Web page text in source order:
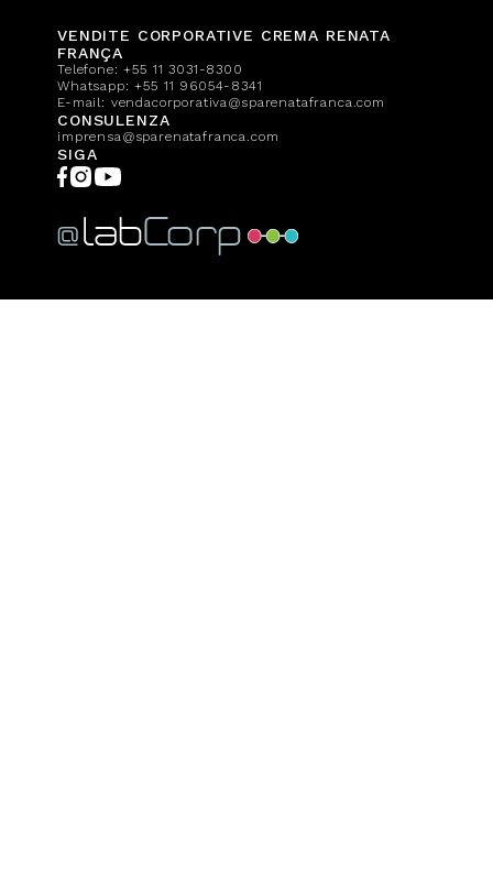
VENDITE CORPORATIVE CREMA RENATA
FRANÇA
Telefone:+55 11 3031-8300
Whatsapp:+55 11 96054-8341
E-mail: vendacorporativa@sparenatafranca.com
CONSULENZA
imprensa@sparenatafranca.com
SIGA